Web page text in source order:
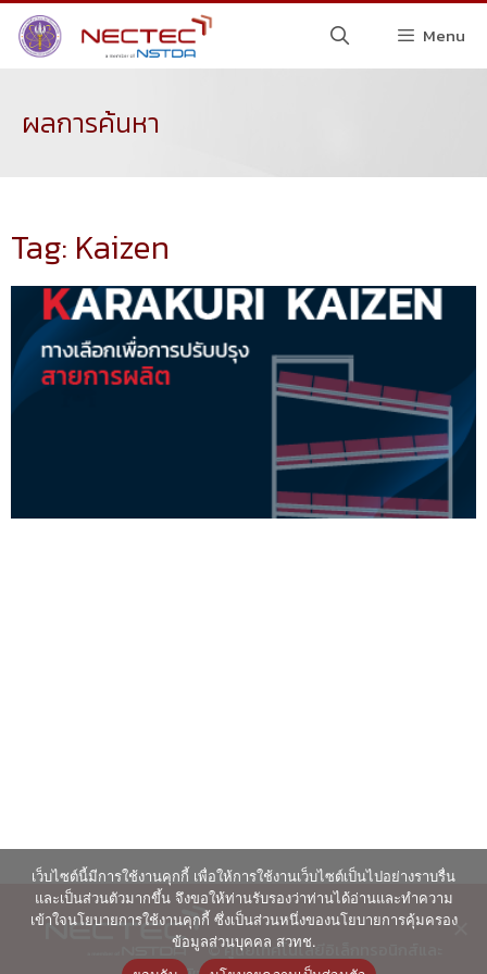
Menu
ผลการค้นหา
Tag: Kaizen
© ศูนย์เทคโนโลยีอิเล็กทรอนิกส์และ
เว็บไซต์นี้มีการใช้งานคุกกี้ เพื่อให้การใช้งานเว็บไซต์เป็นไปอย่างราบรื่น
และเป็นส่วนตัวมากขึ้น จึงขอให้ท่านรับรองว่าท่านได้อ่านและทำความ
เข้าใจนโยบายการใช้งานคุกกี้ ซึ่งเป็นส่วนหนึ่งของนโยบายการคุ้มครอง
ข้อมูลส่วนบุคคล สวทช.